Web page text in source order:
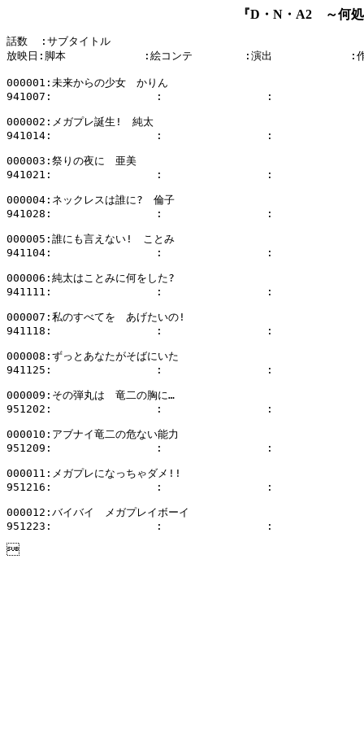
『D・N・A2 ～何
話数  :サブタイトル
放映日:脚本            :絵コンテ        :演出            :作
000001:未来からの少女　かりん
941007:                :                :
000002:メガプレ誕生!　純太
941014:                :                :
000003:祭りの夜に　亜美
941021:                :                :
000004:ネックレスは誰に?　倫子
941028:                :                :
000005:誰にも言えない!　ことみ
941104:                :                :
000006:純太はことみに何をした?
941111:                :                :
000007:私のすべてを　あげたいの!
941118:                :                :
000008:ずっとあなたがそばにいた
941125:                :                :
000009:その弾丸は　竜二の胸に…
951202:                :                :
000010:アブナイ竜二の危ない能力
951209:                :                :
000011:メガプレになっちゃダメ!!
951216:                :                :
000012:バイバイ　メガプレイボーイ
